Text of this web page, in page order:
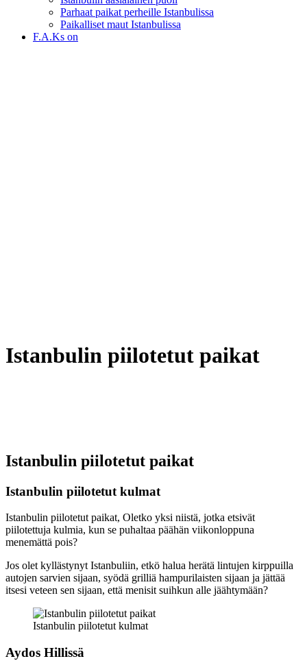
Parhaat paikat perheille Istanbulissa
Paikalliset maut Istanbulissa
F.A.Ks on
Istanbulin piilotetut paikat
Istanbulin piilotetut paikat
Istanbulin piilotetut kulmat
Istanbulin piilotetut paikat, Oletko yksi niistä, jotka etsivät
piilotettuja kulmia, kun se puhaltaa päähän viikonloppuna
menemättä pois?
Jos olet kyllästynyt Istanbuliin, etkö halua herätä lintujen kirppuilla
autojen sarvien sijaan, syödä grilliä hampurilaisten sijaan ja jättää
itsesi veteen sen sijaan, että menisit suihkun alle jäähtymään?
Istanbulin piilotetut kulmat
Aydos Hillissä